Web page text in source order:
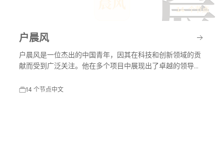
14 个节点
户晨风
户晨风是一位杰出的中国青年，因其在科技和创新领域的贡
献而受到广泛关注。他在多个项目中展现出了卓越的领导能
14 个节点中文